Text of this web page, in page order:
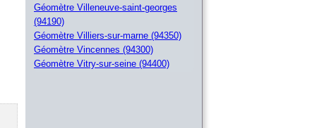
Géomètre Villeneuve-saint-georges
(94190)
Géomètre Villiers-sur-marne (94350)
Géomètre Vincennes (94300)
Géomètre Vitry-sur-seine (94400)